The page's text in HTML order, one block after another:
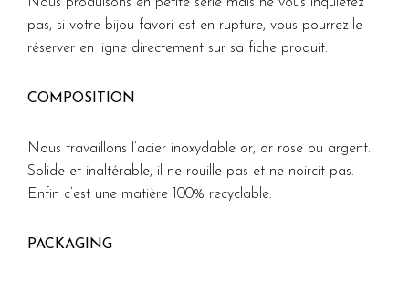
Nous produisons en petite série mais ne vous inquiétez
pas, si votre bijou favori est en rupture, vous pourrez le
réserver en ligne directement sur sa fiche produit.
COMPOSITION
Nous travaillons l’acier inoxydable or, or rose ou argent.
Solide et inaltérable, il ne rouille pas et ne noircit pas.
Enfin c’est une matière 100% recyclable.
PACKAGING